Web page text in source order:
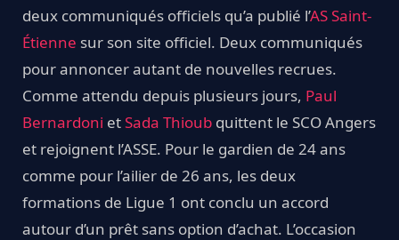
deux communiqués officiels qu’a publié l’AS Saint-
Étienne sur son site officiel. Deux communiqués
pour annoncer autant de nouvelles recrues.
Comme attendu depuis plusieurs jours, Paul
Bernardoni etSada Thioub quittent le SCO Angers
et rejoignent l’ASSE. Pour le gardien de 24 ans
comme pour l’ailier de 26 ans, les deux
formations de Ligue 1 ont conclu un accord
autour d’un prêt sans option d’achat. L’occasion